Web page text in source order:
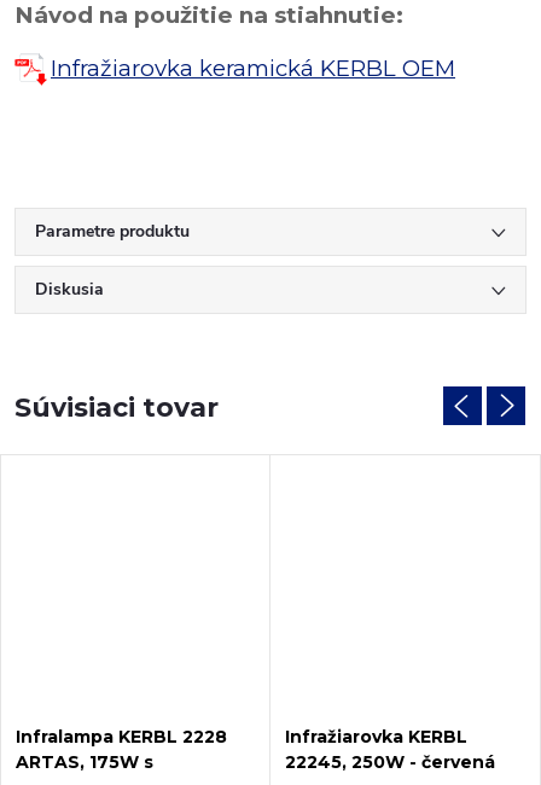
Návod na použitie na stiahnutie:
Infražiarovka keramická KERBL OEM
Parametre produktu
Diskusia
Súvisiaci tovar
Infralampa KERBL 2228
ARTAS, 175W s
Infražiarovka KERBL
22245, 250W - červená